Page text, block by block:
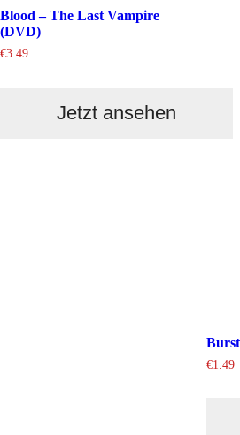
Blood – The Last Vampire
(DVD)
€3.49
Jetzt ansehen
€1.49